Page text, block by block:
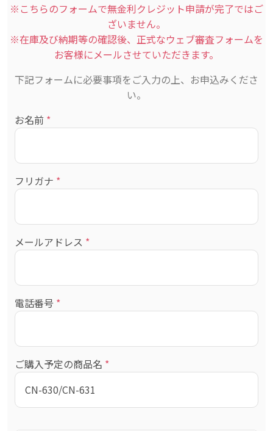
※こちらのフォームで無金利クレジット申請が完了ではご
ざいません。
※在庫及び納期等の確認後、正式なウェブ審査フォームを
お客様にメールさせていただきます。
下記フォームに必要事項をご入力の上、お申込みくださ
い。
お名前 *
フリガナ *
メールアドレス *
電話番号 *
ご購入予定の商品名 *